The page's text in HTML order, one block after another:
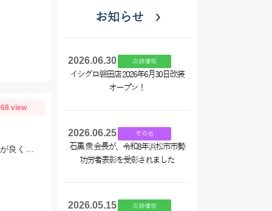
68 view
お知らせ
2026.06.30 店舗情報
イシグロ磐田店 2026年6月30日改装
オープン！
2026.06.25 その他
石黒 衆 会長が、令和8年浜松市市勢
功労者表彰を受彰されました
2026.05.15 店舗情報